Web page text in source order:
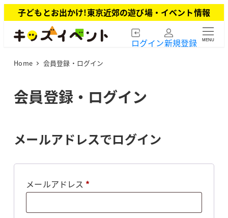
イ
子どもとお出かけ!東京近郊の遊び場・イベント情報
ログイン新規登録 MENU
Home 会員登録・ログイン
会員登録・ログイン
メールアドレスでログイン
メールアドレス *必